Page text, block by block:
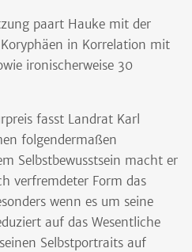
paart Hauke mit der
in Korrelation mit
ironischerweise 30
fasst Landrat Karl
folgendermaßen
Selbstbewusstsein macht er
verfremdeter Form das
wenn es um seine
auf das Wesentliche
Selbstportraits auf